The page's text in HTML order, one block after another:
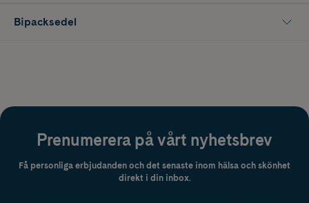
Bipacksedel
Prenumerera på vårt nyhetsbrev
Få personliga erbjudanden och det senaste inom hälsa och skönhet
direkt i din inbox.